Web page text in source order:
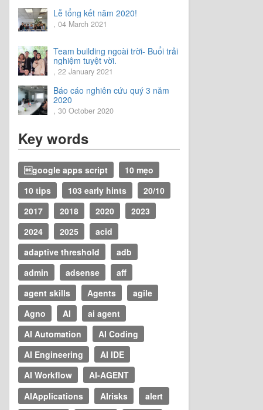
Lễ tổng kết năm 2020!
, 04 March 2021
Team building ngoài trời- Buổi trải
nghiệm tuyệt vời.
, 22 January 2021
Báo cáo nghiên cứu quý 3 năm
2020
, 30 October 2020
Key words
google apps script
10 mẹo
10 tips
103 early hints
20/10
2017
2018 2020
2023
2024
2025
acid
adaptive threshold
adb
admin
adsense
aff
agent skills
Agents
agile
Agno
AI
ai agent
AI Automation
AI Coding
AI Engineering
AI IDE
AI Workflow
AI-AGENT
AIApplications
AIrisks
alert